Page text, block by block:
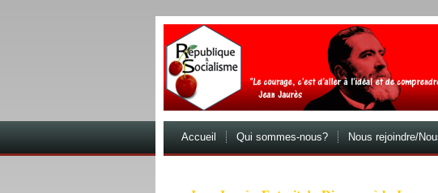
Accueil Qui sommes-nous? Nous rejoindre/